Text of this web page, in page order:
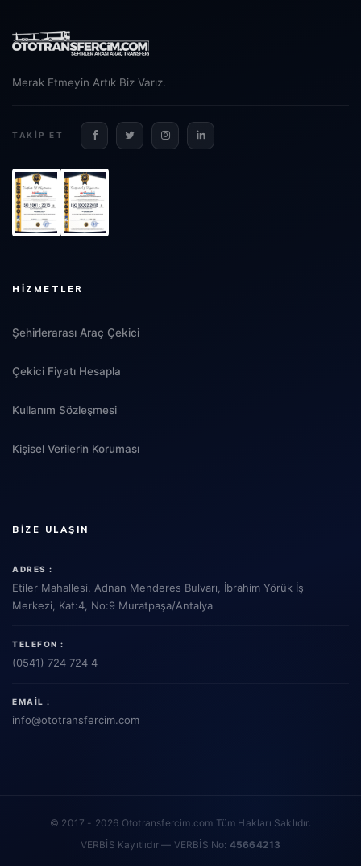
Merak Etmeyin Artık Biz Varız.
TAKIP ET
HIZMETLER
Şehirlerarası Araç Çekici
Çekici Fiyatı Hesapla
Kullanım Sözleşmesi
Kişisel Verilerin Koruması
BIZE ULAŞIN
ADRES :
Etiler Mahallesi, Adnan Menderes Bulvarı, İbrahim Yörük İş
Merkezi, Kat:4, No:9 Muratpaşa/Antalya
TELEFON :
(0541) 724 724 4
EMAIL :
info@ototransfercim.com
© 2017 - 2026 Ototransfercim.com Tüm Hakları Saklıdır.
VERBİS Kayıtlıdır — VERBİS No: 45664213